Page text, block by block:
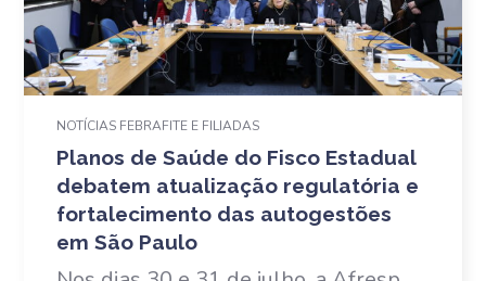
NOTÍCIAS FEBRAFITE E FILIADAS
Planos de Saúde do Fisco Estadual
debatem atualização regulatória e
fortalecimento das autogestões
em São Paulo